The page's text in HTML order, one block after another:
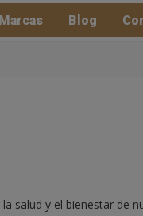
Marcas Blog
salud y el bienestar de